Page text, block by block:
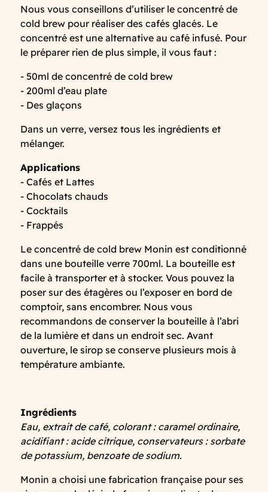
Nous vous conseillons d’utiliser le concentré de
cold brew pour réaliser des cafés glacés. Le
concentré est une alternative au café infusé. Pour
le préparer rien de plus simple, il vous faut :
- 50ml de concentré de cold brew
- 200ml d’eau plate
- Des glaçons
Dans un verre, versez tous les ingrédients et
mélanger.
Applications
- Cafés et Lattes
- Chocolats chauds
- Cocktails
- Frappés
Le concentré de cold brew Monin est conditionné
dans une bouteille verre 700ml. La bouteille est
facile à transporter et à stocker. Vous pouvez la
poser sur des étagères ou l’exposer en bord de
comptoir, sans encombrer. Nous vous
recommandons de conserver la bouteille à l’abri
de la lumière et dans un endroit sec. Avant
ouverture, le sirop se conserve plusieurs mois à
température ambiante.
Ingrédients
Eau, extrait de café, colorant : caramel ordinaire,
acidifiant : acide citrique, conservateurs : sorbate
de potassium, benzoate de sodium.
Monin a choisi une fabrication française pour ses